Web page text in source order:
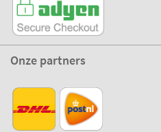
Onze partners